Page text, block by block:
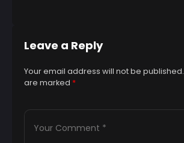
Leave a Reply
Your email address will not be published.
are marked *